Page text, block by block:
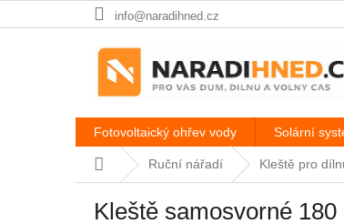
na
info@naradihned.cz
Fotovoltaický ohřev vody Solární
Domů Ruční nářadí Kleště pro
Kleště samosvorné